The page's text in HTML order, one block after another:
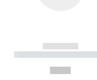
------------
----------- -----------